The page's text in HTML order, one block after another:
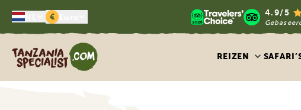
€ 4.9/5
Tanzania Specialist
REIZEN